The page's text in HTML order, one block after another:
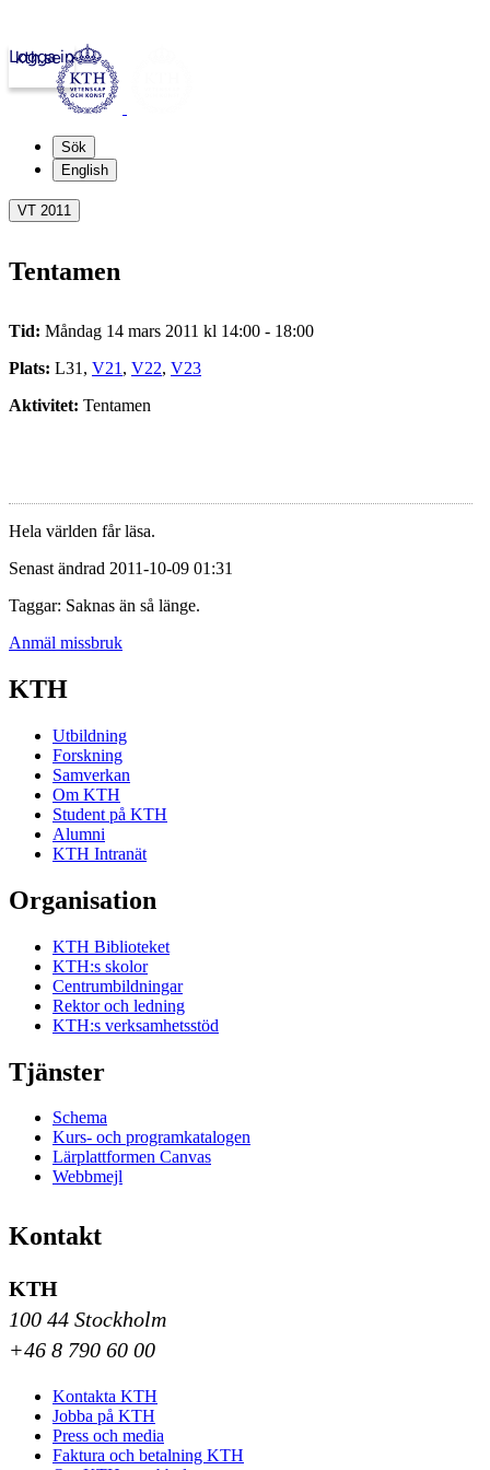
kth.se
Logga in
Sök
English
VT 2011
Tentamen
Tid: Måndag 14 mars 2011 kl 14:00 - 18:00
Plats: L31, V21 , V22, V23
Aktivitet: Tentamen
Hela världen får läsa.
Senast ändrad 2011-10-09 01:31
Taggar: Saknas än så länge.
Anmäl missbruk
KTH
Utbildning
Forskning
Samverkan
Om KTH
Student på KTH
Alumni
KTH Intranät
Organisation
KTH Biblioteket
KTH:s skolor
Centrumbildningar
Rektor och ledning
KTH:s verksamhetsstöd
Tjänster
Schema
Kurs- och programkatalogen
Lärplattformen Canvas
Webbmejl
Kontakt
KTH
100 44 Stockholm
+46 8 790 60 00
Kontakta KTH
Jobba på KTH
Press och media
Faktura och betalning KTH